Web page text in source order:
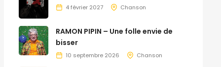
4 février 2027 Chanson
RAMON PIPIN – Une folle envie de
bisser
10 septembre 2026 Chanson